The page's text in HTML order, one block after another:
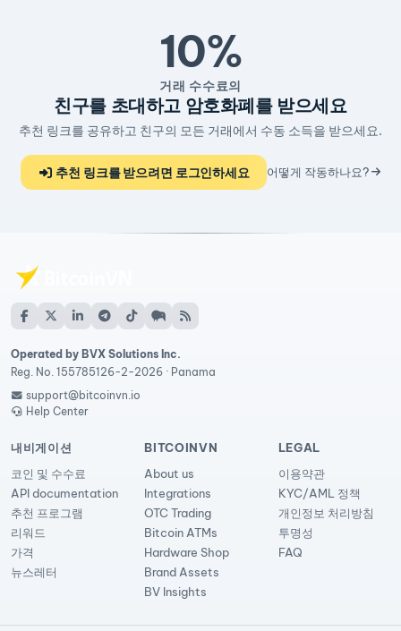
10%
거래 수수료의
친구를 초대하고 암호화폐를 받으세요
추천 링크를 공유하고 친구의 모든 거래에서 수동 소득을 받으세요.
추천 링크를 받으려면 로그인하세요 어떻게 작동하나요?
Operated by BVX Solutions Inc.
Reg. No. 155785126-2-2026 · Panama
support@bitcoinvn.io
Help Center
내비게이션
코인 및 수수료
API documentation
추천 프로그램
리워드
가격
뉴스레터
BITCOINVN
About us
Integrations
OTC Trading
Bitcoin ATMs
Hardware Shop
Brand Assets
BV Insights
LEGAL
이용약관
KYC/AML 정책
개인정보 처리방침
투명성
FAQ